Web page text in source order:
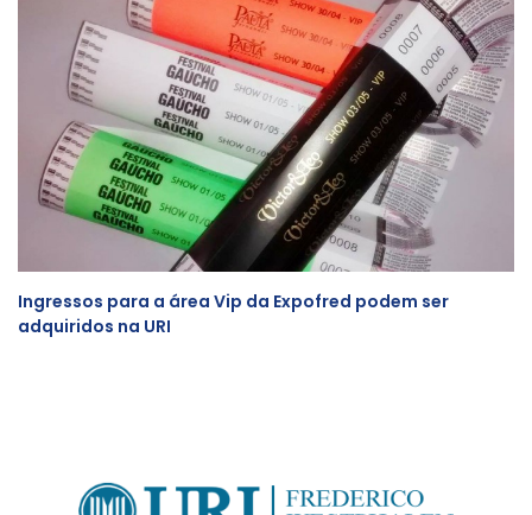
Ingressos para a área Vip da Expofred podem ser
adquiridos na URI